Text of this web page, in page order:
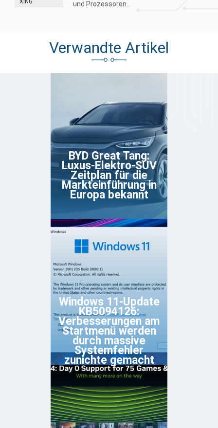
und Prozessoren...
Verwandte Artikel
BYD Great Tang:
Luxus-Elektro-SUV
Zeitplan für die
Markteinführung in
Europa bekannt
Windows 11-Update
KB5094126:
Verbesserungen am
Startmenü werden
durch massive
Systemfehler
zunichte gemacht